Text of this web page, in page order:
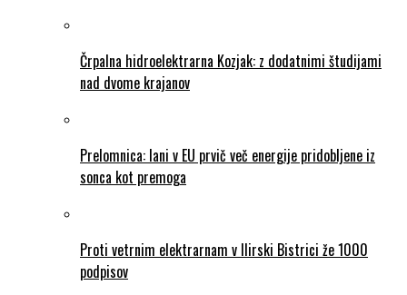
Črpalna hidroelektrarna Kozjak: z dodatnimi študijami
nad dvome krajanov
Prelomnica: lani v EU prvič več energije pridobljene iz
sonca kot premoga
Proti vetrnim elektrarnam v Ilirski Bistrici že 1000
podpisov